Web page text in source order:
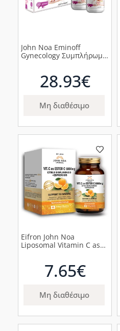
John Noa Eminoff
Gynecology Συμπλήρωμα
στην Εμμηνόπαυση και
Προεμμηνόπαυση,
28.93€
Μη διαθέσιμο
Eifron John Noa
Liposomal Vitamin C as
7.65€
Μη διαθέσιμο